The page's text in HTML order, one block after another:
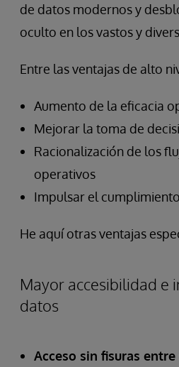
de datos modernos y
oculto en los vastos y
Entre las ventajas de alto
Aumento de la eficacia
Mejorar la toma de
Racionalización de los
operativos
Impulsar el
He aquí otras ventajas
Mayor accesibilidad e
datos
Acceso sin fisuras